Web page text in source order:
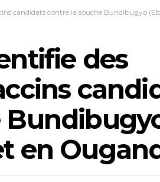
candidats contre la souche Bundibugyo
des
en